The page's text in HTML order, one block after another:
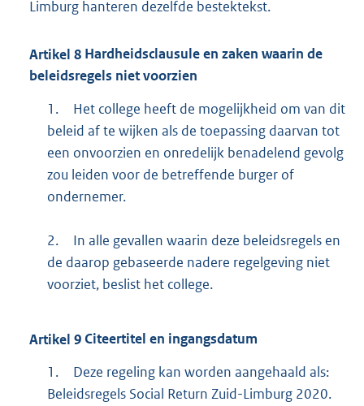
Limburg hanteren dezelfde bestektekst.
Artikel 8 Hardheidsclausule en zaken waarin de
beleidsregels niet voorzien
1.
Het college heeft de mogelijkheid om van dit
beleid af te wijken als de toepassing daarvan tot
een onvoorzien en onredelijk benadelend gevolg
zou leiden voor de betreffende burger of
ondernemer.
2.
In alle gevallen waarin deze beleidsregels en
de daarop gebaseerde nadere regelgeving niet
voorziet, beslist het college.
Artikel 9Citeertitel en ingangsdatum
1.
Deze regeling kan worden aangehaald als:
Beleidsregels Social Return Zuid-Limburg 2020.